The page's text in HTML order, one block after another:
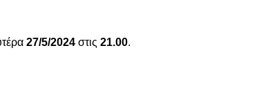
27/5/2024 στις 21.00.